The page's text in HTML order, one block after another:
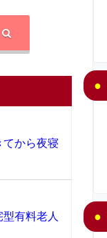
から夜寝
有料老人